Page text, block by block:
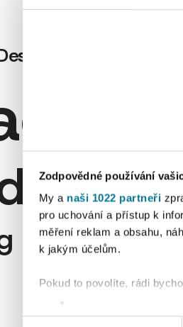
Zodpovědné používání
My a naši 1022 partneři
pro uchování a přístup k
měření reklam a obsahu,
k jakým účelům.
Pokud to povolíte, rádi
Identifikovali vaše
1
2